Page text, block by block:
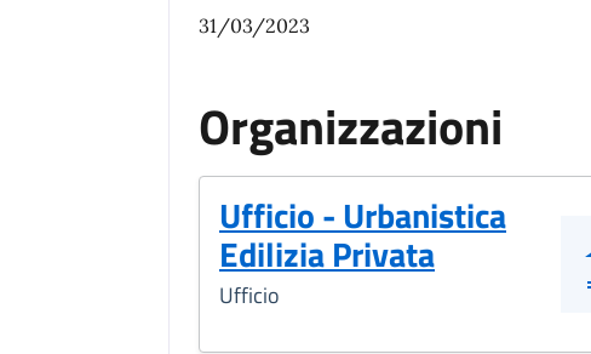
31/03/2023
Organizzazioni
Ufficio - Urbanistica
Edilizia Privata
Ufficio